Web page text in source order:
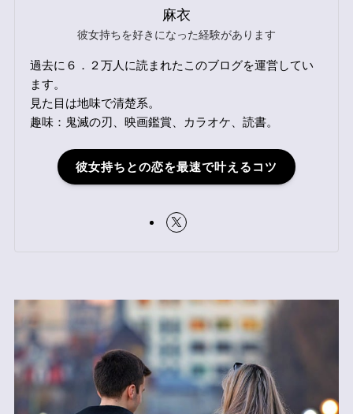
麻衣
彼女持ちを好きになった経験があります
過去に６．２万人に読まれたこのブログを運営してい
ます。
見た目は地味で清楚系。
趣味：鬼滅の刃、映画鑑賞、カラオケ、読書。
彼女持ちとの恋を最速で叶えるコツ